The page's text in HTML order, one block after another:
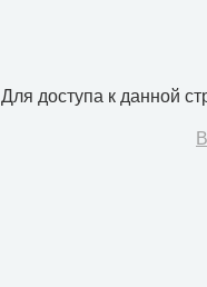
Для доступа к данной